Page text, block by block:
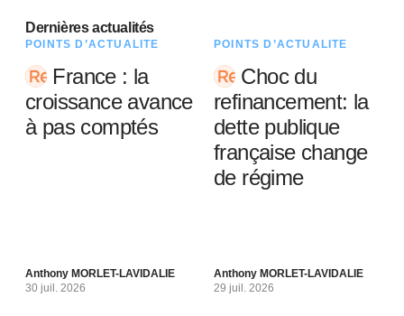
Dernières actualités
POINTS D’ACTUALITÉ
France : la
croissance avance
à pas comptés
Anthony MORLET-LAVIDALIE
30 juil. 2026
POINTS D’ACTUALITÉ
Choc du
refinancement: la
dette publique
française change
de régime
Anthony MORLET-LAVIDALIE
29 juil. 2026